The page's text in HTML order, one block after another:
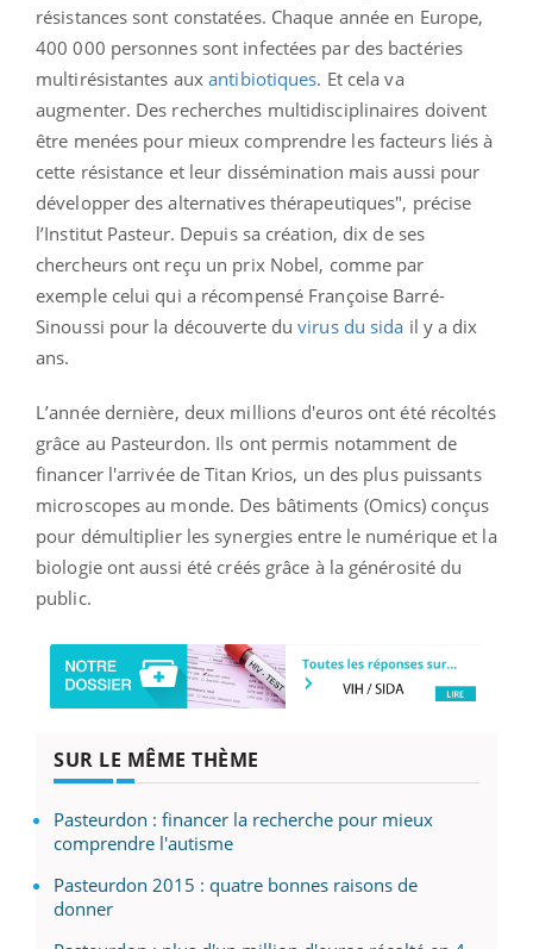
résistances sont constatées. Chaque année en Europe,
400 000 personnes sont infectées par des bactéries
multirésistantes auxantibiotiques. Et cela va
augmenter. Des recherches multidisciplinaires doivent
être menées pour mieux comprendre les facteurs liés à
cette résistance et leur dissémination mais aussi pour
développer des alternatives thérapeutiques", précise
l’Institut Pasteur. Depuis sa création, dix de ses
chercheurs ont reçu un prix Nobel, comme par
exemple celui qui a récompensé Françoise Barré-
Sinoussi pour la découverte duvirus du sida il y a dix
ans.
L’année dernière, deux millions d'euros ont été récoltés
grâce au Pasteurdon. Ils ont permis notamment de
financer l'arrivée de Titan Krios, un des plus puissants
microscopes au monde. Des bâtiments (Omics) conçus
pour démultiplier les synergies entre le numérique et la
biologie ont aussi été créés grâce à la générosité du
public.
SUR LE MÊME THÈME
Pasteurdon : financer la recherche pour mieux
comprendre l'autisme
Pasteurdon 2015 : quatre bonnes raisons de
donner